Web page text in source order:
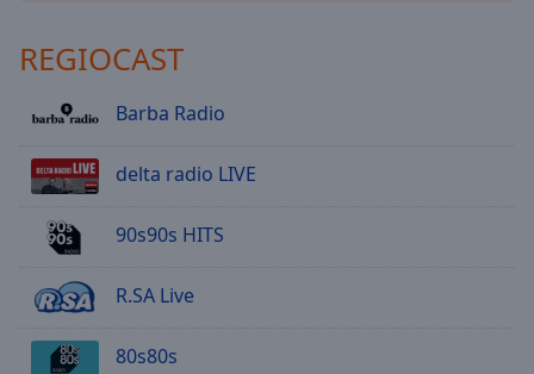
REGIOCAST
Barba Radio
delta radio LIVE
90s90s HITS
R.SA Live
80s80s